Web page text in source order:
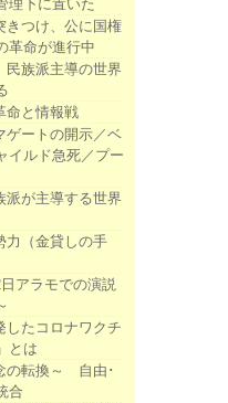
理下に置いた
きつけ、公に国権
革命が進行中
民族派主導の世界
命と情報戦
ゲートの開示／ベ
イルド急死／プー
派が主導する世界
力（金貸しの手
アラモでの演説
したコロナワクチ
とは
の転換～ 自由･
合